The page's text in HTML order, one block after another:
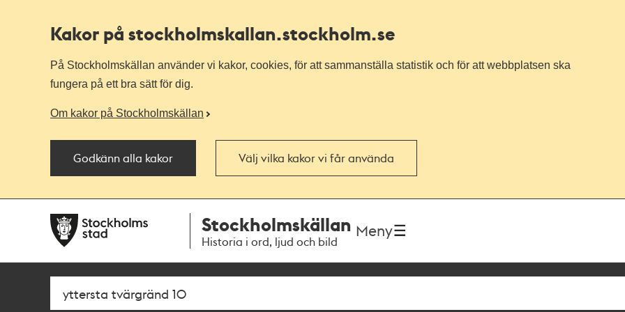
Kakor på stockholmskallan.stockholm.se
På Stockholmskällan använder vi kakor, cookies, för att sammanställa statistik och för att webbplatsen ska
fungera på ett bra sätt för dig.
Om kakor på Stockholmskällan
Godkänn alla kakor Välj vilka kakor vi får använda
navigationen
huvudinnehållet
Stockholmskällan
Historia i ord, ljud och bild
Meny
Sök